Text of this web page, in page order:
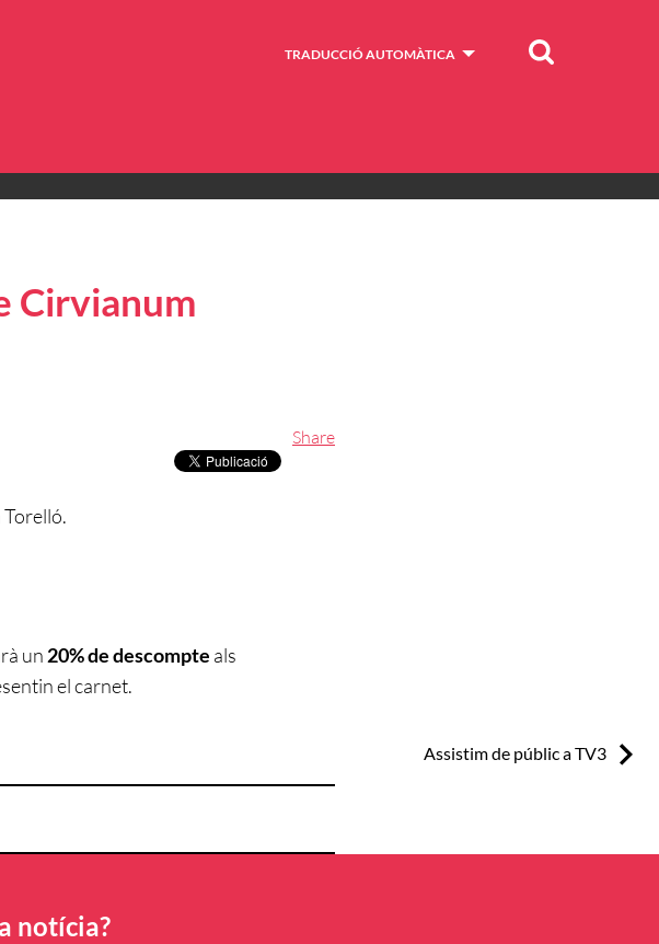
TRADUCCIÓ AUTOMÀTICA Cercar
Cirvianum
Share
un 20% de descompte als
el carnet.
Next:
Assistim de públic a TV3
notícia?